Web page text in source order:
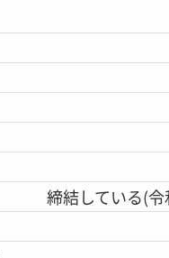
締結している(令